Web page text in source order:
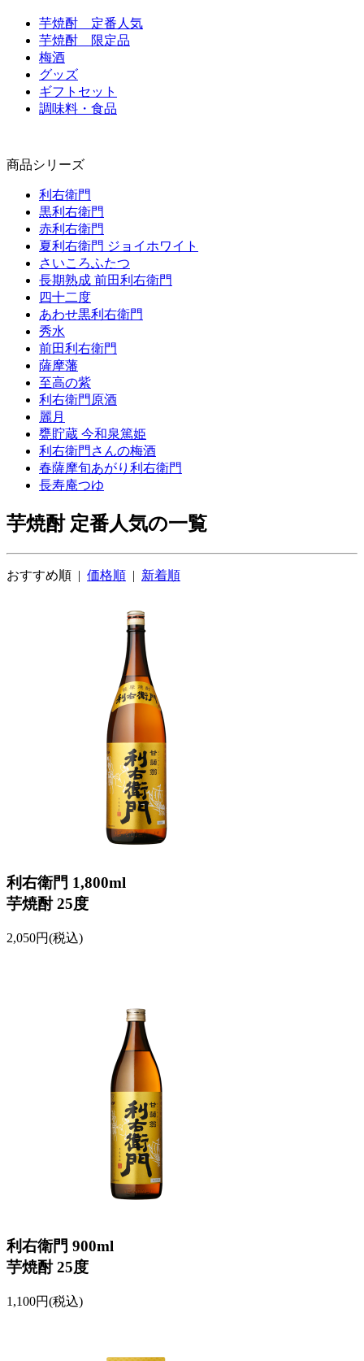
芋焼酎 定番人気
芋焼酎 限定品
梅酒
グッズ
ギフトセット
調味料・食品
商品シリーズ
利右衛門
黒利右衛門
赤利右衛門
夏利右衛門 ジョイホワイト
さいころふたつ
長期熟成 前田利右衛門
四十二度
あわせ黒利右衛門
秀水
前田利右衛門
薩摩藩
至高の紫
利右衛門原酒
麗月
甕貯蔵 今和泉篤姫
利右衛門さんの梅酒
春薩摩旬あがり利右衛門
長寿庵つゆ
芋焼酎 定番人気の一覧
おすすめ順 | 価格順 | 新着順
利右衛門 1,800ml
芋焼酎 25度
2,050円(税込)
利右衛門 900ml
芋焼酎 25度
1,100円(税込)